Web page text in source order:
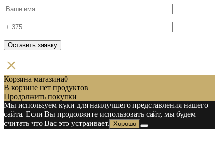
Корзина магазина0
В корзине нет продуктов
Продолжить покупки
Мы используем куки для наилучшего представления нашего
сайта. Если Вы продолжите использовать сайт, мы будем
считать что Вас это устраивает. Хорошо